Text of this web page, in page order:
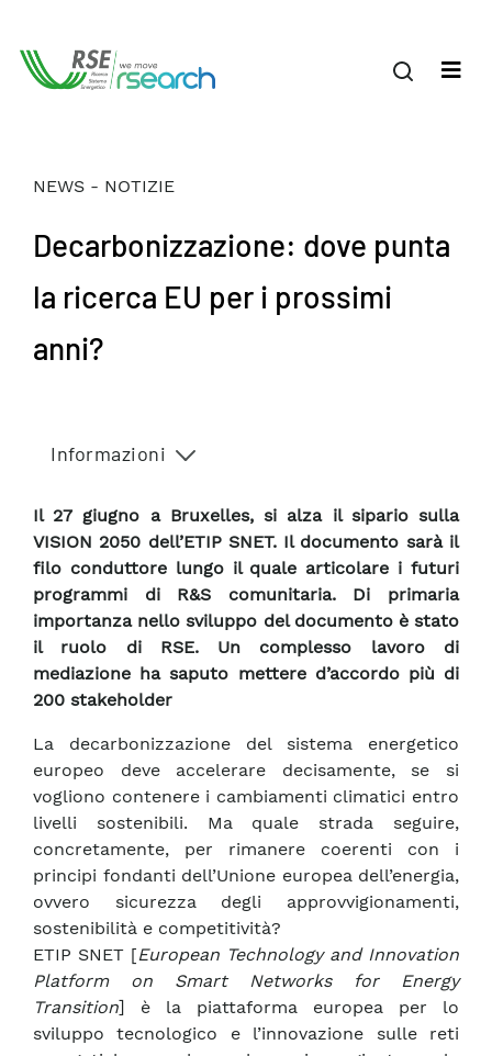
NEWS - NOTIZIE
Decarbonizzazione: dove punta
la ricerca EU per i prossimi
anni?
Informazioni
Il 27 giugno a Bruxelles, si alza il sipario sulla
VISION 2050 dell’ETIP SNET. Il documento sarà il
filo conduttore lungo il quale articolare i futuri
programmi di R&S comunitaria. Di primaria
importanza nello sviluppo del documento è stato
il ruolo di RSE. Un complesso lavoro di
mediazione ha saputo mettere d’accordo più di
200 stakeholder
La decarbonizzazione del sistema energetico
europeo deve accelerare decisamente, se si
vogliono contenere i cambiamenti climatici entro
livelli sostenibili. Ma quale strada seguire,
concretamente, per rimanere coerenti con i
principi fondanti dell’Unione europea dell’energia,
ovvero sicurezza degli approvvigionamenti,
sostenibilità e competitività?
ETIP SNET [European Technology and Innovation
Platform on Smart Networks for Energy
Transition] è la piattaforma europea per lo
sviluppo tecnologico e l’innovazione sulle reti